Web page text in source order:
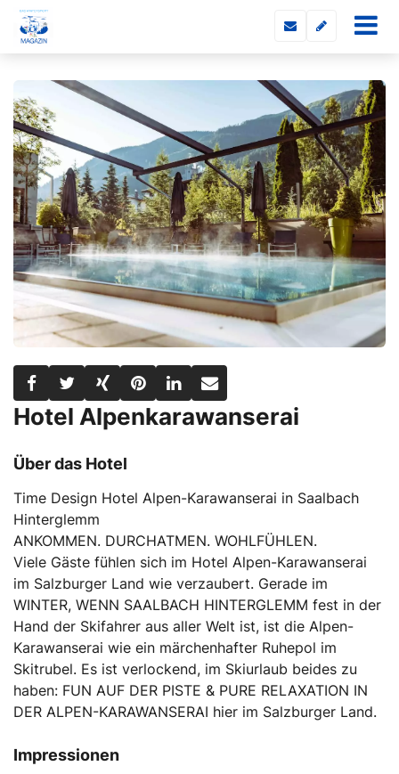
Hotel Alpenkarawanserai
Über das Hotel
Time Design Hotel Alpen-Karawanserai in Saalbach
Hinterglemm
ANKOMMEN. DURCHATMEN. WOHLFÜHLEN.
Viele Gäste fühlen sich im Hotel Alpen-Karawanserai
im Salzburger Land wie verzaubert. Gerade im
WINTER, WENN SAALBACH HINTERGLEMM fest in der
Hand der Skifahrer aus aller Welt ist, ist die Alpen-
Karawanserai wie ein märchenhafter Ruhepol im
Skitrubel. Es ist verlockend, im Skiurlaub beides zu
haben: FUN AUF DER PISTE & PURE RELAXATION IN
DER ALPEN-KARAWANSERAI hier im Salzburger Land.
Impressionen